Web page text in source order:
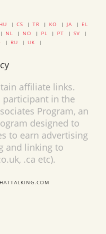
HU | CS | TR | KO | JA | EL
| NL | NO | PL | PT | SV |
| RU | UK |
affiliate links.
participant in the
Program, an
designed to
to earn advertising
and linking to
.ca etc).